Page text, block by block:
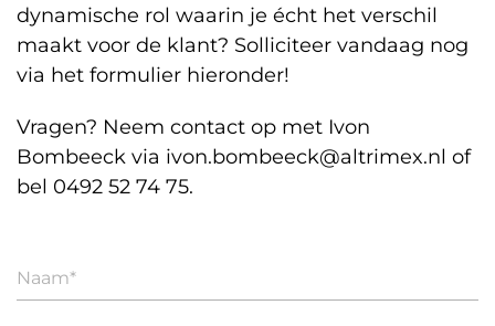
dynamische rol waarin je écht het verschil
maakt voor de klant? Solliciteer vandaag nog
via het formulier hieronder!
Vragen? Neem contact op met Ivon
Bombeeck via ivon.bombeeck@altrimex.nl of
bel 0492 52 74 75.